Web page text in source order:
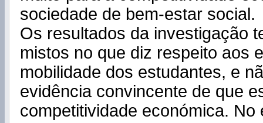
sociedade de bem-estar social.
Os resultados da investigação
mistos no que diz respeito aos
mobilidade dos estudantes, e
evidência convincente de que
competitividade económica. No